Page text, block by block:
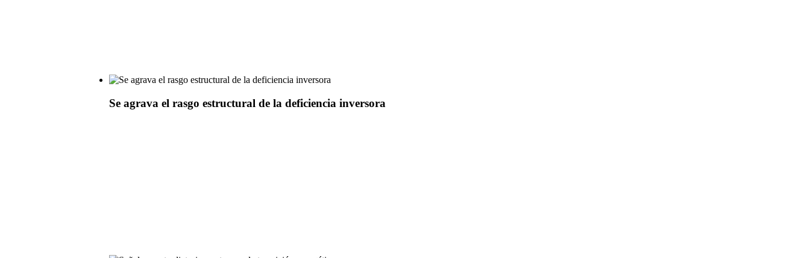
Se agrava el rasgo estructural de la deficiencia inversora